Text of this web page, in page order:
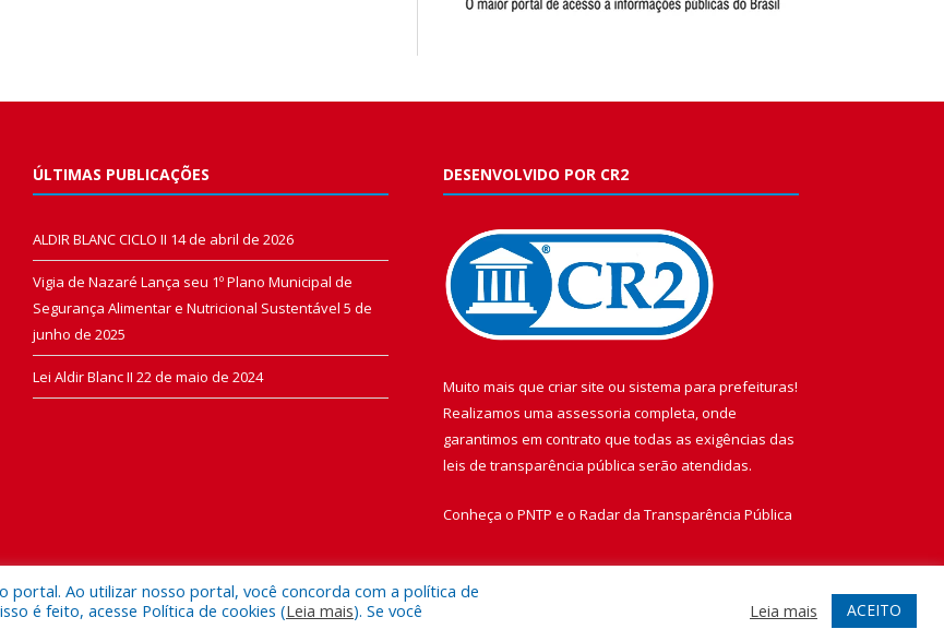
ÚLTIMAS PUBLICAÇÕES
ALDIR BLANC CICLO II 14 de abril de 2026
Vigia de Nazaré Lança seu 1º Plano Municipal de
Segurança Alimentar e Nutricional Sustentável 5 de
junho de 2025
Lei Aldir Blanc II 22 de maio de 2024
DESENVOLVIDO POR CR2
Muito mais que criar site ou sistema para prefeituras!
Realizamos uma assessoria completa, onde
garantimos em contrato que todas as exigências das
leis de transparência pública serão atendidas.
Conheça o PNTP e o Radar da Transparência Pública
de Nazaré.
portal. Ao utilizar nosso portal, você concorda com a política de
é feito, acesse Política de cookies (Leia mais). Se você
Leia mais ACEITO